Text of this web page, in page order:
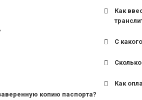
копию паспорта?
Как
С
для
Как